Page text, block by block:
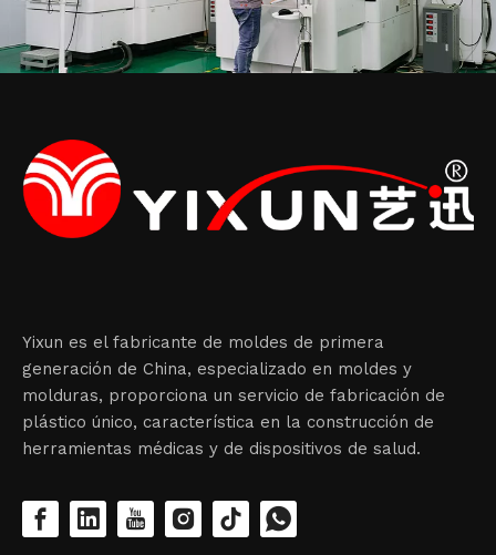
Yixun es el fabricante de moldes de primera
generación de China, especializado en moldes y
molduras, proporciona un servicio de fabricación de
plástico único, característica en la construcción de
herramientas médicas y de dispositivos de salud.